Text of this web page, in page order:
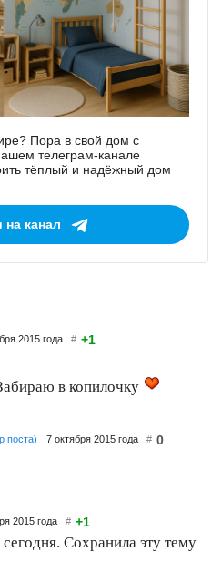
Пора в свой дом с
телеграм-канале
тёплый и надёжный дом
на канал
2015 года # +1
в копилочку
поста) 7 октября 2015 года # 0
2015 года # +1
Сохранила эту тему